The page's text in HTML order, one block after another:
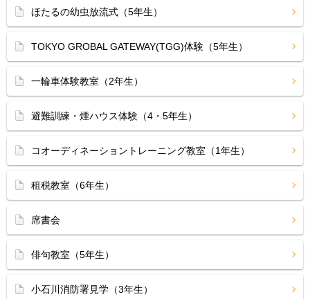
ほたるの幼虫放流式（5年生）
TOKYO GROBAL GATEWAY(TGG)体験（5年生）
一輪車体験教室（2年生）
避難訓練・煙ハウス体験（4・5年生）
コオーディネーショントレーニング教室（1年生）
租税教室（6年生）
席書会
俳句教室（5年生）
小石川消防署見学（3年生）